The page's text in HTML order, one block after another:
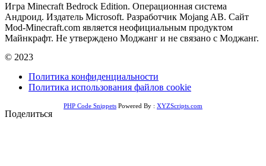
Игра Minecraft Bedrock Edition. Операционная система
Андроид. Издатель Microsoft. Разработчик Mojang AB. Сайт
Mod-Minecraft.com является неофициальным продуктом
Майнкрафт. Не утверждено Моджанг и не связано с Моджанг.
© 2023
Политика конфиденциальности
Политика использования файлов cookie
PHP Code Snippets Powered By : XYZScripts.com
Поделиться